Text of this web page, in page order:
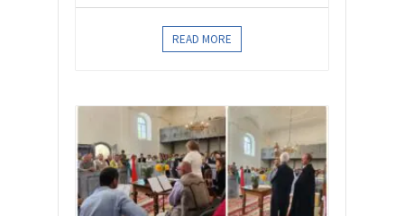
READ MORE